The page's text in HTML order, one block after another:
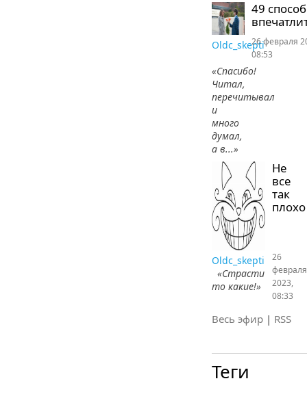
49
Oldc_skepti
«Спасибо!
Читал,
перечитывал
и
много
думал,
а в...»
26 февраля
08:53
Не
все
так
плохо
Oldc_skepti
«Страсти
то какие!»
26
февраля
2023,
08:33
Весь эфир | RSS
Теги